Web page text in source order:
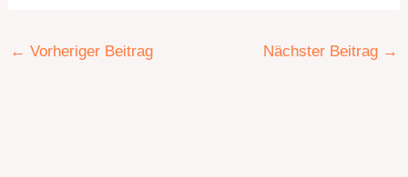
← Vorheriger Beitrag Nächster Beitrag →